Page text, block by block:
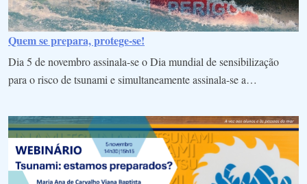
Quem se prepara, protege-se!
Dia 5 de novembro assinala-se o Dia mundial de sensibilização
para o risco de tsunami e simultaneamente assinala-se a…